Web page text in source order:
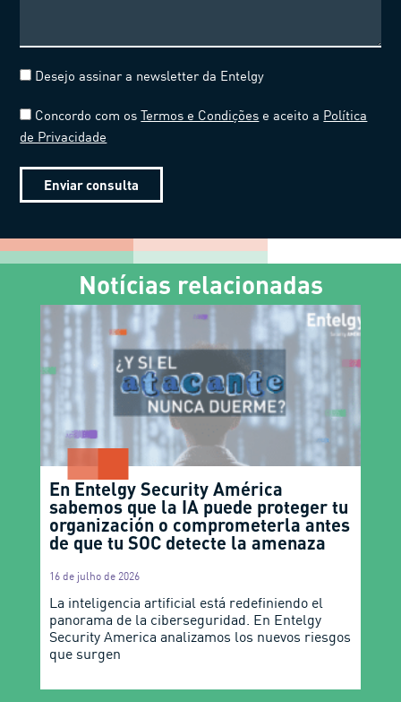
Desejo assinar a newsletter da Entelgy
Concordo com osTermos e Condições e aceito a Política
de Privacidade
Enviar consulta
Notícias relacionadas
En Entelgy Security América
sabemos que la IA puede proteger tu
organización o comprometerla antes
de que tu SOC detecte la amenaza
16 de julho de 2026
La inteligencia artificial está redefiniendo el
panorama de la ciberseguridad. En Entelgy
Security America analizamos los nuevos riesgos
que surgen